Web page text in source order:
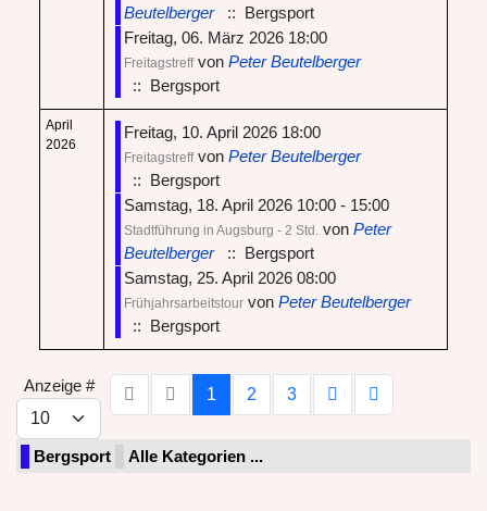
Beutelberger
:: Bergsport
Freitag, 06. März 2026 18:00
Freitagstreffvon Peter Beutelberger
:: Bergsport
April
2026
Freitag, 10. April 2026 18:00
Freitagstreffvon Peter Beutelberger
:: Bergsport
Samstag, 18. April 2026 10:00 - 15:00
Stadtführung in Augsburg - 2 Std. von Peter
Beutelberger
:: Bergsport
Samstag, 25. April 2026 08:00
Frühjahrsarbeitstour von Peter Beutelberger
:: Bergsport
Limite der Paginierungsliste
Anzeige # 1 2 3
Bergsport Alle Kategorien ...